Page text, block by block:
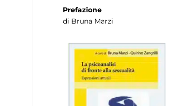
Prefazione
di Bruna Marzi